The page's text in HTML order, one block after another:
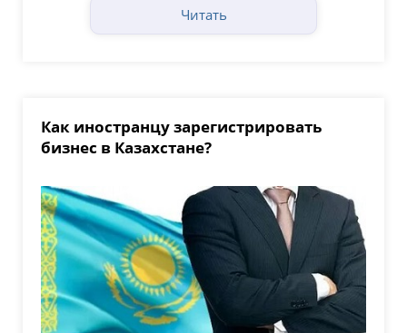
Читать
Как иностранцу зарегистрировать
бизнес в Казахстане?